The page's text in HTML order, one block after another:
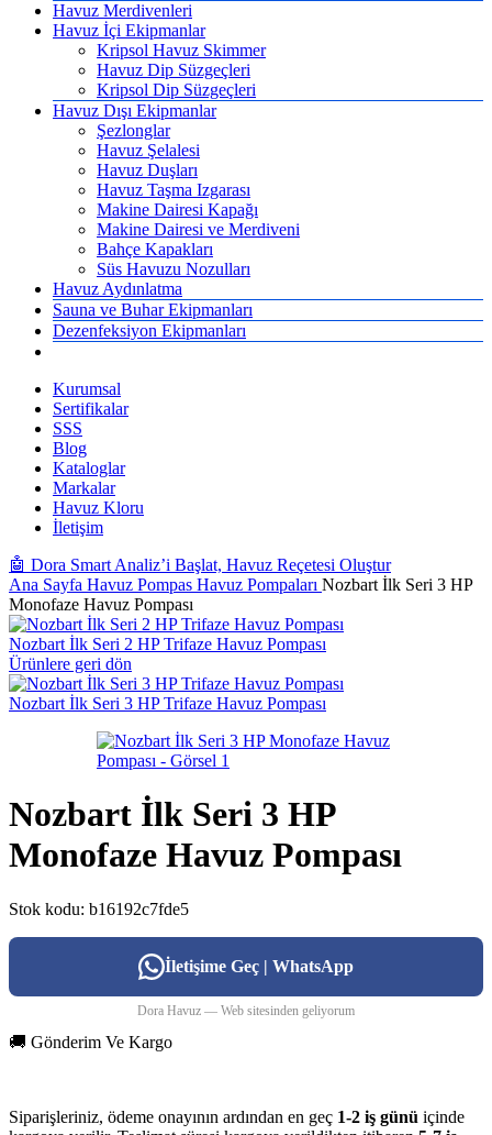
Havuz Merdivenleri
Havuz İçi Ekipmanlar
Kripsol Havuz Skimmer
Havuz Dip Süzgeçleri
Kripsol Dip Süzgeçleri
Havuz Dışı Ekipmanlar
Şezlonglar
Havuz Şelalesi
Havuz Duşları
Havuz Taşma Izgarası
Makine Dairesi Kapağı
Makine Dairesi ve Merdiveni
Bahçe Kapakları
Süs Havuzu Nozulları
Havuz Aydınlatma
Sauna ve Buhar Ekipmanları
Dezenfeksiyon Ekipmanları
Kurumsal
Sertifikalar
SSS
Blog
Kataloglar
Markalar
Havuz Kloru
İletişim
🤖 Dora Smart Analiz’i Başlat, Havuz Reçetesi Oluştur
Ana Sayfa Havuz Pompas Havuz Pompaları Nozbart İlk Seri 3 HP
Monofaze Havuz Pompası
Nozbart İlk Seri 2 HP Trifaze Havuz Pompası
Ürünlere geri dön
Nozbart İlk Seri 3 HP Trifaze Havuz Pompası
Nozbart İlk Seri 3 HP
Monofaze Havuz Pompası
Stok kodu: b16192c7fde5
İletişime Geç | WhatsApp
Dora Havuz — Web sitesinden geliyorum
🚚 Gönderim Ve Kargo
Siparişleriniz, ödeme onayının ardından en geç 1-2 iş günü içinde